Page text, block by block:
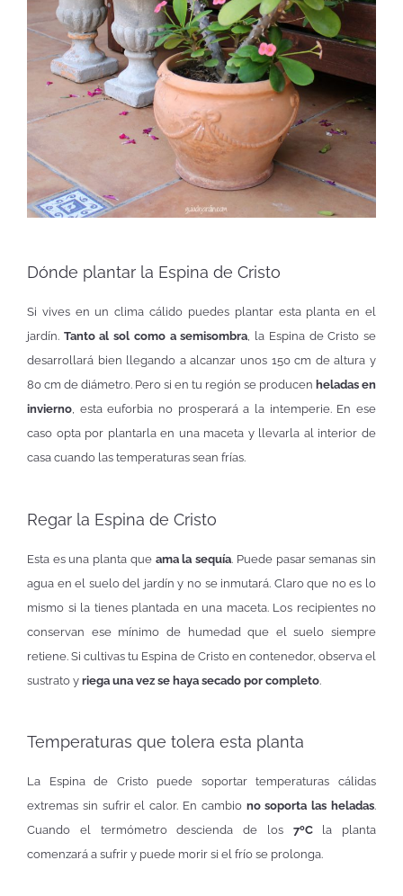
Dónde plantar la Espina de Cristo
Si vives en un clima cálido puedes plantar esta planta en el
jardín. Tanto al sol como a semisombra, la Espina de Cristo se
desarrollará bien llegando a alcanzar unos 150 cm de altura y
80 cm de diámetro. Pero si en tu región se producen heladas en
invierno, esta euforbia no prosperará a la intemperie. En ese
caso opta por plantarla en una maceta y llevarla al interior de
casa cuando las temperaturas sean frías.
Regar la Espina de Cristo
Esta es una planta que ama la sequía. Puede pasar semanas sin
agua en el suelo del jardín y no se inmutará. Claro que no es lo
mismo si la tienes plantada en una maceta. Los recipientes no
conservan ese mínimo de humedad que el suelo siempre
retiene. Si cultivas tu Espina de Cristo en contenedor, observa el
sustrato y riega una vez se haya secado por completo.
Temperaturas que tolera esta planta
La Espina de Cristo puede soportar temperaturas cálidas
extremas sin sufrir el calor. En cambio no soporta las heladas.
Cuando el termómetro descienda de los 7ºCla planta
comenzará a sufrir y puede morir si el frío se prolonga.